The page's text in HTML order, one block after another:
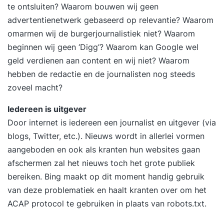
te ontsluiten? Waarom bouwen wij geen
advertentienetwerk gebaseerd op relevantie? Waarom
omarmen wij de burgerjournalistiek niet? Waarom
beginnen wij geen ‘Digg’? Waarom kan Google wel
geld verdienen aan content en wij niet? Waarom
hebben de redactie en de journalisten nog steeds
zoveel macht?
Iedereen is uitgever
Door internet is iedereen een journalist en uitgever (via
blogs, Twitter, etc.). Nieuws wordt in allerlei vormen
aangeboden en ook als kranten hun websites gaan
afschermen zal het nieuws toch het grote publiek
bereiken. Bing maakt op dit moment handig gebruik
van deze problematiek en haalt kranten over om het
ACAP protocol te gebruiken in plaats van robots.txt.